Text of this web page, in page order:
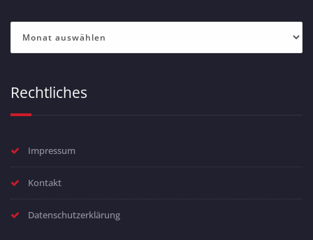
Rechtliches
Impressum
Kontakt
Datenschutzerklärung